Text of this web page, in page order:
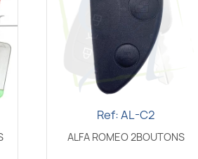
Snel bekijken
Ref: AL-C2
ALFA ROMEO 2BOUTONS